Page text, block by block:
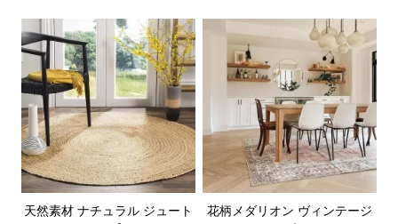
天然素材 ナチュラル ジュート
花柄メダリオン ヴィンテージ